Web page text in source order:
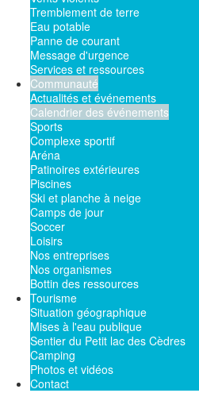
Tremblement de terre
Eau potable
Panne de courant
Message d'urgence
Services et ressources
Communauté
Actualités et événements
Calendrier des événements
Sports
Complexe sportif
Aréna
Patinoires extérieures
Piscines
Ski et planche à neige
Camps de jour
Soccer
Loisirs
Nos entreprises
Nos organismes
Bottin des ressources
Tourisme
Situation géographique
Mises à l'eau publique
Sentier du Petit lac des Cèdres
Camping
Photos et vidéos
Contact